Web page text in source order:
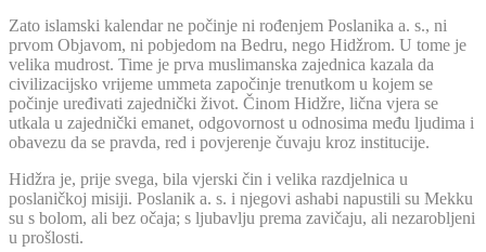
Zato islamski kalendar ne počinje ni rođenjem Poslanika a. s., ni
prvom Objavom, ni pobjedom na Bedru, nego Hidžrom. U tome je
velika mudrost. Time je prva muslimanska zajednica kazala da
civilizacijsko vrijeme ummeta započinje trenutkom u kojem se
počinje uređivati zajednički život. Činom Hidžre, lična vjera se
utkala u zajednički emanet, odgovornost u odnosima među ljudima i
obavezu da se pravda, red i povjerenje čuvaju kroz institucije.
Hidžra je, prije svega, bila vjerski čin i velika razdjelnica u
poslaničkoj misiji. Poslanik a. s. i njegovi ashabi napustili su Mekku
su s bolom, ali bez očaja; s ljubavlju prema zavičaju, ali nezarobljeni
u prošlosti.